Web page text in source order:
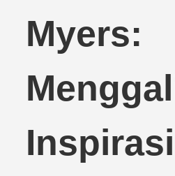
Myers: